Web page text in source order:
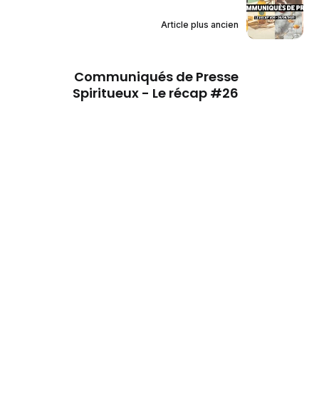
Article plus ancien
Communiqués de Presse
Spiritueux - Le récap #26